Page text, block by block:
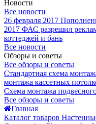
Новости
Все новости
26 февраля 2017
2017 ФАС разрешил
коттеджей и бань
Все новости
Обзоры и советы
Все обзоры и советы
Стандартная схема
монтажа кассетных
Схема монтажа
Все обзоры и советы
Главная
Каталог товаров